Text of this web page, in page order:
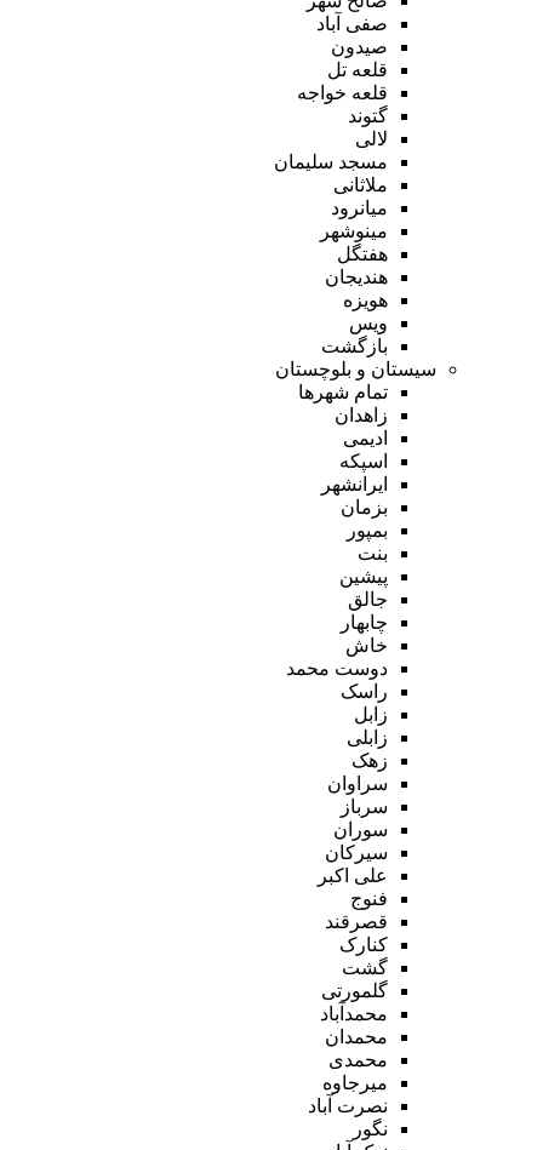
صفی آباد
صیدون
قلعه تل
قلعه خواجه
گتوند
لالی
مسجد سلیمان
ملاثانی
میانرود
مینوشهر
هفتگل
هندیجان
هویزه
ویس
بازگشت
سیستان و بلوچستان
تمام شهر‌ها
زاهدان
ادیمی
اسپکه
ایرانشهر
بزمان
بمپور
بنت
پیشین
جالق
چابهار
خاش
دوست محمد
راسک
زابل
زابلی
زهک
سراوان
سرباز
سوران
سیرکان
علی اکبر
فنوج
قصرقند
کنارک
گشت
گلمورتی
محمدآباد
محمدان
محمدی
میرجاوه
نصرت آباد
نگور